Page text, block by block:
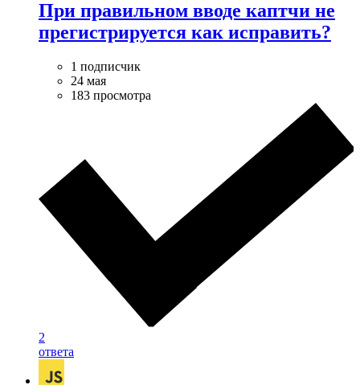
При правильном вводе каптчи не
прегистрируется как исправить?
1 подписчик
24 мая
183 просмотра
2
ответа